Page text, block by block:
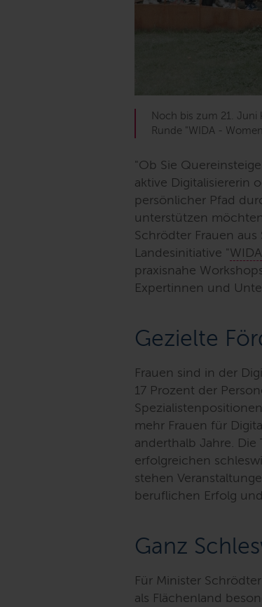
Noch bis zum 21. Juni
Runde "WIDA -
"Ob Sie
aktive Digitalisiererin
persönlicher Pfad
unterstützen
Schrödter Frauen
Landesinitiative " WIDA
praxisnahe
Expertinnen und
Gezielte
Frauen sind in der
17 Prozent der
mehr Frauen für
anderthalb Jahre.
erfolgreichen
stehen
beruflichen Erfolg
Ganz
Für Minister
als Flächenland